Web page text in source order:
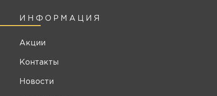
ИНФОРМАЦИЯ
Акции
Контакты
Новости